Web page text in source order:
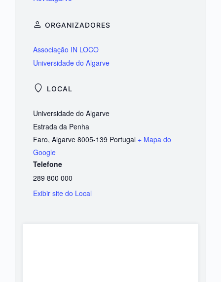
LOCAL
Universidade do Algarve
Estrada da Penha
Faro, Algarve 8005-139 Portugal + Mapa do
Google
Telefone
289 800 000
Exibir site do Local
ORGANIZADORES
Associação IN LOCO
Universidade do Algarve